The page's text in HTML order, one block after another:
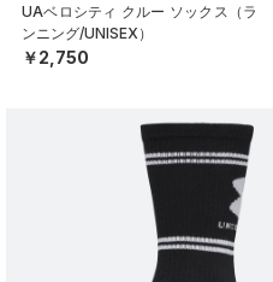
UAベロシティ クルー ソックス（ラ
ンニング/UNISEX）
￥2,750